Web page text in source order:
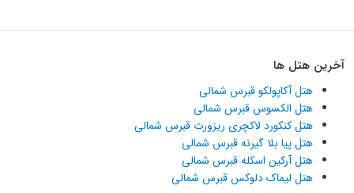
آخرین هتل ها
هتل آکاپولکو قبرس شمالی
هتل الکسوس قبرس شمالی
هتل کنکورد لاکچری ریزورت قبرس شمالی
هتل پیا بلا گیرنه قبرس شمالی
هتل آرکین اسکله قبرس شمالی
هتل لیماک دلوکس قبرس شمالی